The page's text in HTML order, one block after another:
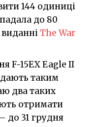
144 одиниці
до 80
виданніThe War
F-15EX Eagle II
таким
два таких
отримати
до 31 грудня